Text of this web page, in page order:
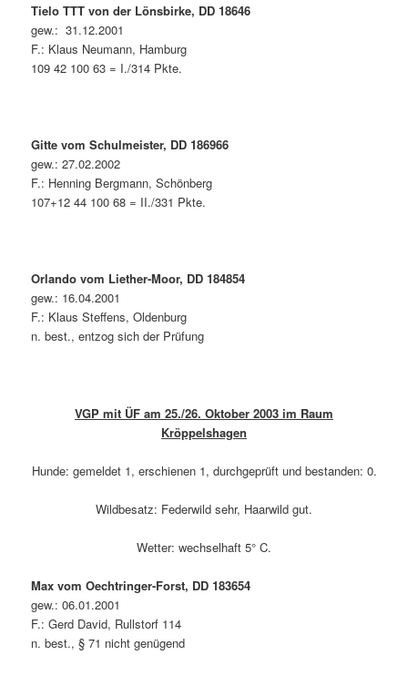
Tielo TTT von der Lönsbirke, DD 18646
gew.: 31.12.2001
F.: Klaus Neumann, Hamburg
109 42 100 63 = I./314 Pkte.
Gitte vom Schulmeister, DD 186966
gew.: 27.02.2002
F.: Henning Bergmann, Schönberg
107+12 44 100 68 = II./331 Pkte.
Orlando vom Liether-Moor, DD 184854
gew.: 16.04.2001
F.: Klaus Steffens, Oldenburg
n. best., entzog sich der Prüfung
VGP mit ÜF am 25./26. Oktober 2003 im Raum
Kröppelshagen
Hunde: gemeldet 1, erschienen 1, durchgeprüft und bestanden: 0.
Wildbesatz: Federwild sehr, Haarwild gut.
Wetter: wechselhaft 5° C.
Max vom Oechtringer-Forst, DD 183654
gew.: 06.01.2001
F.: Gerd David, Rullstorf 114
n. best., § 71 nicht genügend